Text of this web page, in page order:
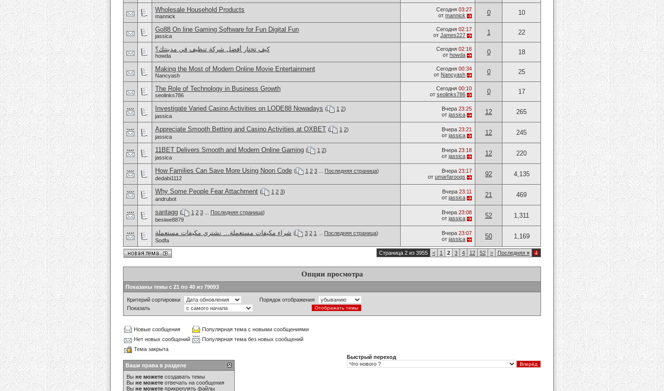
Wholesale Household Products
mannick
Сегодня 03:27
от mannick 0 10
Go88 On line Gaming Software for Fun Digital Fun
jassica
Сегодня 02:17
от James227 1 22
كيف تختار أفضل شركة تنظيف في مدينتك؟
howda
Сегодня 02:16
от howda 0 18
Making the Most of Modern Online Movie Entertainment
Nancyash
Сегодня 00:34
от Nancyash 0 25
The Role of Technology in Business Growth
seolinks786
Сегодня 00:10
от seolinks786 0 17
Investigate Varied Casino Activities on LODE88 Nowadays ( 1 2)
jassica
Вчера 23:25
от jassica 12 265
Appreciate Smooth Betting and Casino Activities at OXBET ( 1 2)
jassica
Вчера 23:21
от jassica 12 245
11BET Delivers Smooth and Modern Online Gaming ( 1 2)
jassica
Вчера 23:18
от jassica 12 220
How Families Can Save More Using Noon Code ( 1 2 3 Последняя страница)
dedabi1112
Вчера 23:17
от umarfarooqs 92 4,135
Why Some People Fear Attachment ( 1 2 3)
andrubot
Вчера 23:11
от jassica 21 469
santagg ( 1 2 3 Последняя страница)
besiwe8879
Вчера 23:08
от jassica 52 1,311
شراء مكيفات مستعملة… نشتري مكيفات مستعملة ( 1
2
3 Последняя страница)
Sodfa
Вчера 23:07
от jassica 50 1,169
Страница 2 из 3955 < 1 2 3 4 12 52 > Последняя »
Опции просмотра
Показаны темы с 21 по 40 из 79093
Критерий сортировки
Порядок отображения
Показать
Новые сообщения
Популярная тема с новыми сообщениями
Нет новых сообщений
Популярная тема без новых сообщений
Тема закрыта
Ваши права в разделе
Вы не можете создавать темы
Вы не можете отвечать на сообщения
Вы не можете прикреплять файлы
Быстрый переход